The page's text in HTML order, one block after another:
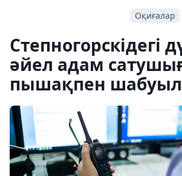
Оқиғалар
Степногорскідегі
әйел адам
пышақпен